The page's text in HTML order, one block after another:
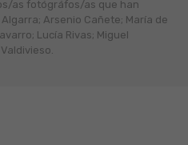
as fotógráfos/as que han
Arsenio Cañete; María de
Lucía Rivas; Miguel